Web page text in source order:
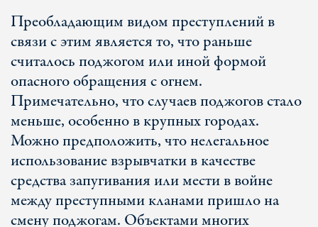
Преобладающим видом преступлений в
связи с этим является то, что раньше
считалось поджогом или иной формой
опасного обращения с огнем.
Примечательно, что случаев поджогов стало
меньше, особенно в крупных городах.
Можно предположить, что нелегальное
использование взрывчатки в качестве
средства запугивания или мести в войне
между преступными кланами пришло на
смену поджогам. Объектами многих